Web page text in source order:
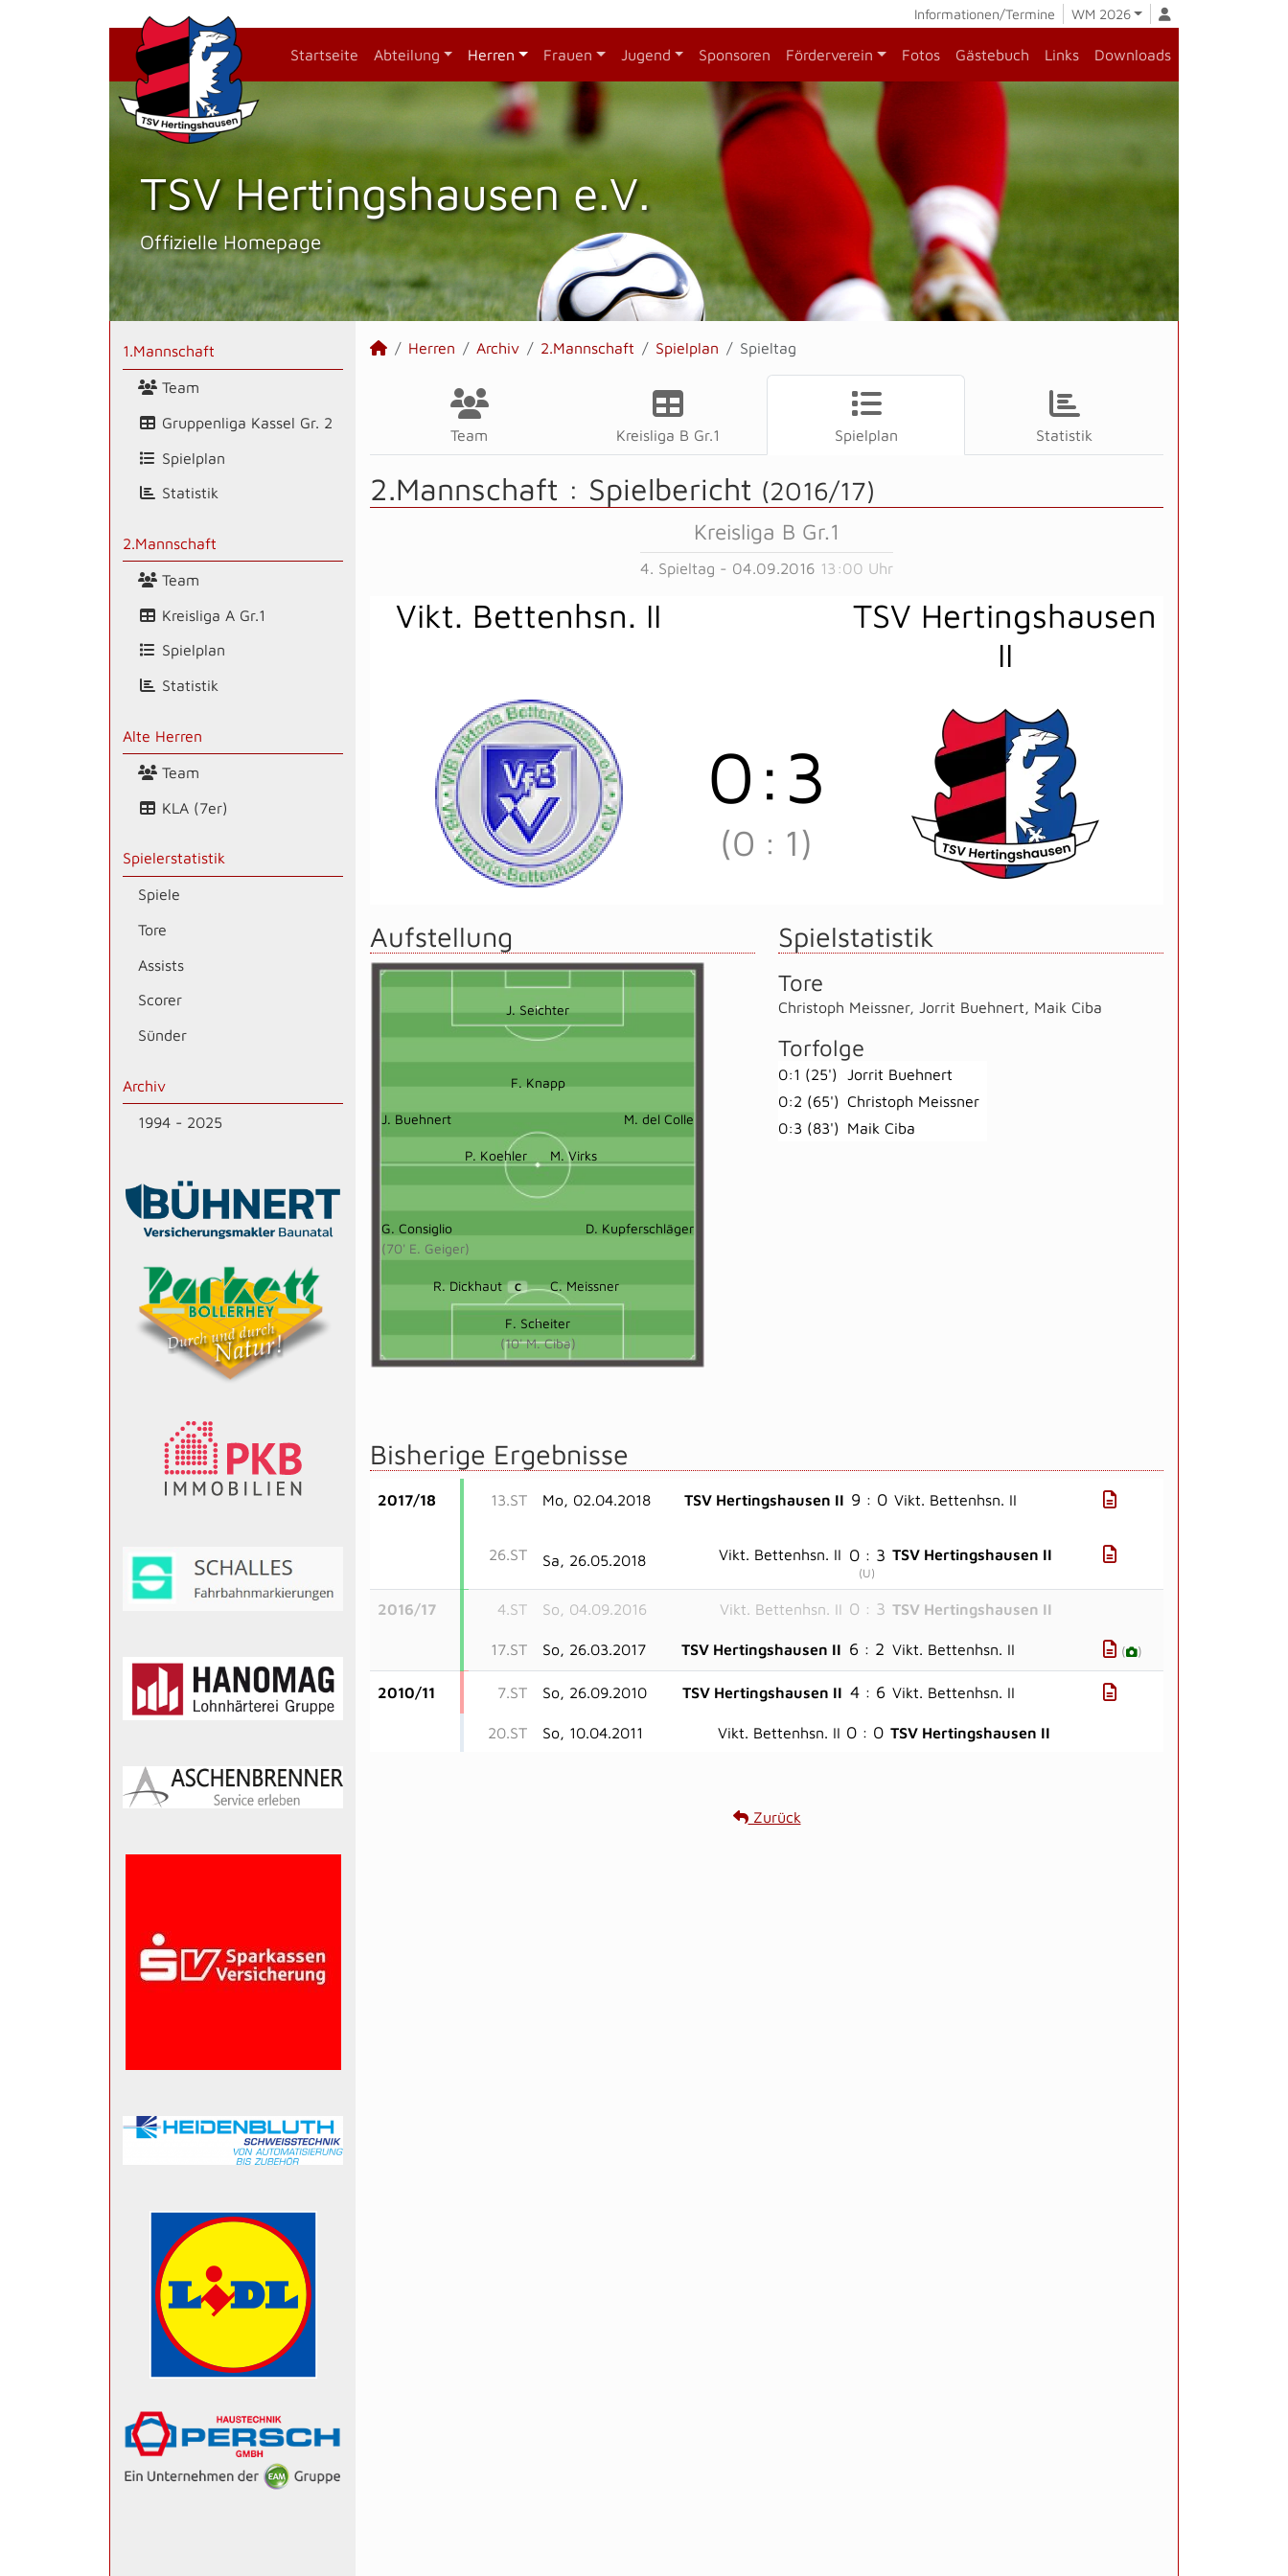
Informationen/Termine WM 2026
Startseite Abteilung Herren Frauen Jugend Sponsoren Förderverein Fotos Gästebuch Links Downloads
TSV Hertings­hausen e.V.
Offizielle Homepage
1.Mannschaft
Team
Gruppenliga Kassel Gr. 2
Spielplan
Statistik
2.Mannschaft
Team
Kreisliga A Gr.1
Spielplan
Statistik
Alte Herren
Team
KLA (7er)
Spielerstatistik
Spiele
Tore
Assists
Scorer
Sünder
Archiv
1994 - 2025
Herren Archiv 2.Mannschaft Spielplan Spieltag
Team Kreisliga B Gr.1 Spielplan Statistik
2.Mannschaft : Spielbericht (2016/17)
Kreisliga B Gr.1
4. Spieltag - 04.09.2016 13:00 Uhr
Vikt. Bettenhsn. II
TSV Hertingshausen
II
0:3
(0 : 1)
Aufstellung
J. Seichter
F. Knapp
J. Buehnert M. del Colle
P. Koehler M. Virks
G. Consiglio
(70' E. Geiger)
D. Kupferschläger
R. Dickhaut C C. Meissner
F. Scheiter
(10' M. Ciba)
Spielstatistik
Tore
Christoph Meissner, Jorrit Buehnert Maik Ciba
Torfolge
0:1 (25')
Jorrit Buehnert
0:2 (65') Christoph Meissner
0:3 (83')
Maik Ciba
Bisherige Ergebnisse
2017/18 13.ST Mo, 02.04.2018 TSV Hertingshausen II 9 : 0 Vikt. Bettenhsn. II
26.ST Sa, 26.05.2018 Vikt. Bettenhsn. II 0 : 3
(U)
TSV Hertingshausen II
2016/17 4.ST So, 04.09.2016 Vikt. Bettenhsn. II 0 : 3 TSV Hertingshausen II
17.ST So, 26.03.2017 TSV Hertingshausen II 6 : 2 Vikt. Bettenhsn. II ( )
2010/11 7.ST So, 26.09.2010 TSV Hertingshausen II 4 : 6 Vikt. Bettenhsn. II
20.ST So, 10.04.2011 Vikt. Bettenhsn. II 0 : 0 TSV Hertingshausen II
Zurück